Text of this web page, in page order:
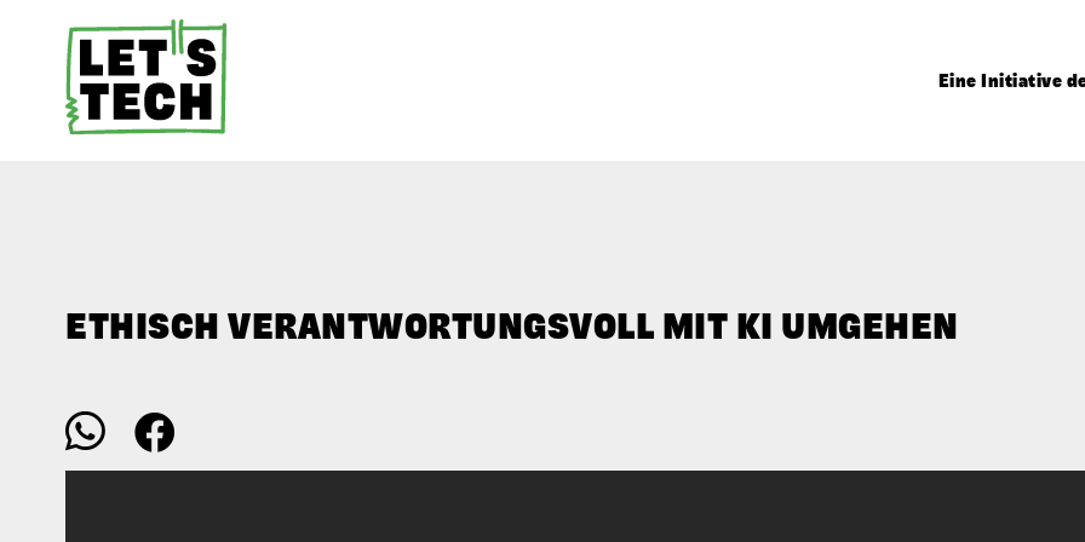
Eine Initiative
ETHISCH VERANTWORTUNGSVOLL MIT KI UMGEHEN